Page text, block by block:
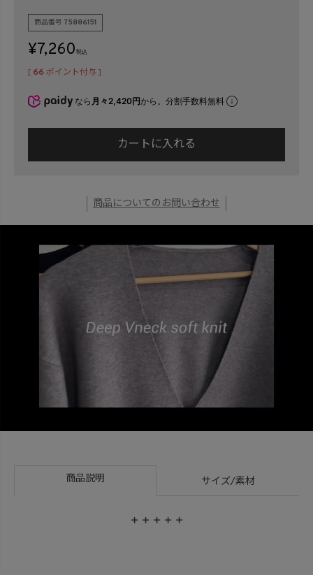
商品番号 75886151
¥7,260 税込
[ 66ポイント付与 ]
なら 月々2,420円から。分割手数料無料
カートに入れる
商品についてのお問い合わせ
商品説明 サイズ/素材
+ + + + +